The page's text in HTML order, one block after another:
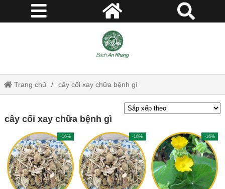
Trang chủ cây cối xay chữa bệnh gì
cây cối xay chữa bệnh gì
-16% -16% -16%